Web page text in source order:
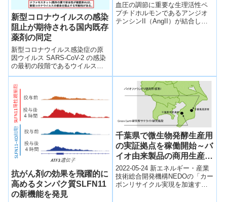
新型コロナウイルスの感染
阻止が期待される国内既存
薬剤の同定
新型コロナウイルス感染症の原
因ウイルス SARS-CoV-2 の感染
の最初の段階であるウイルス外
膜と、感染する細胞の細胞膜と
の融合を阻止することで、ウイ
ルスの侵入過程を効率的に阻止
する可能性がある薬剤としてナ
ファモスタットを同定した。
血圧の調節に重要な生理活性ペ
プチドホルモンであるアンジオ
テンシンII（AngII）が結合した2
抗がん剤の効果を飛躍的に
高めるタンパク質SLFN11
の新機能を発見
千葉県で微生物発酵生産用
の実証拠点を稼働開始～バ
イオ由来製品の商用生産を
想定したスケールアップ検
証などを実施～
2022-05-24 新エネルギー・産業
技術総合開発機構NEDOの「カー
ボンリサイクル実現を加速する